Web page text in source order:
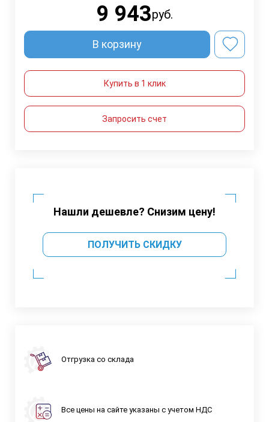
9 943руб.
В корзину
Купить в 1 клик
Запросить счет
Нашли дешевле? Снизим цену!
ПОЛУЧИТЬ СКИДКУ
Отгрузка со склада
Все цены на сайте указаны с учетом НДС